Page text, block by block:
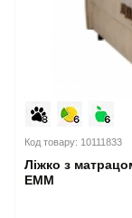
Код товару: 10111833
Ліжко з
EMM